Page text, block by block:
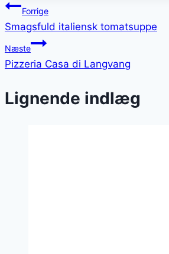
Indlægsnavigation
Forrige
Smagsfuld italiensk tomatsuppe
Næste
Pizzeria Casa di Langvang
Lignende indlæg